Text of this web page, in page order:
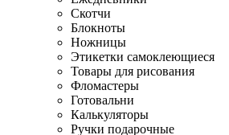
Скотчи
Блокноты
Ножницы
Этикетки самоклеющиеся
Товары для рисования
Фломастеры
Готовальни
Калькуляторы
Ручки подарочные